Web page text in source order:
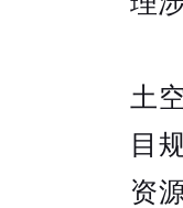
土
目
资